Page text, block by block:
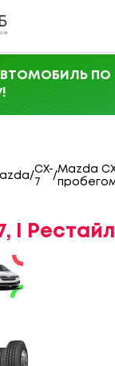
ПО
/
CX-
7
/
Mazda
I